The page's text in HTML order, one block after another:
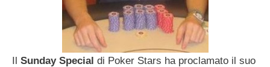
Il Sunday Special di Poker Stars ha proclamato il suo